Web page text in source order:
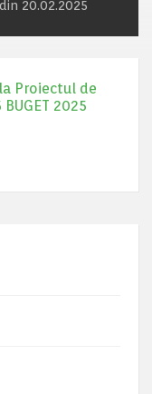
20.02.2025
Proiectul de
2025